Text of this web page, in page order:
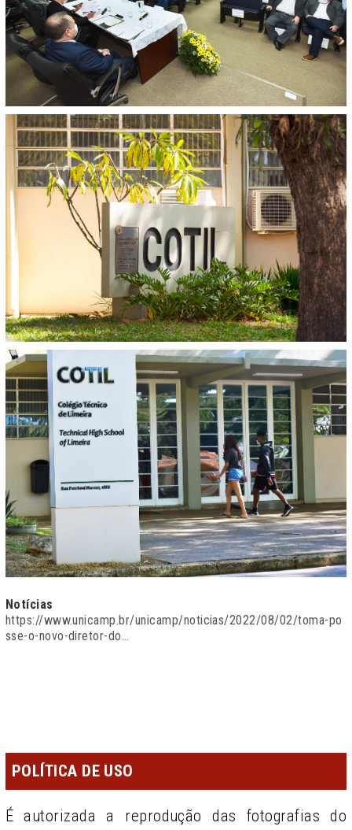
Notícias
https://www.unicamp.br/unicamp/noticias/2022/08/02/toma-po
sse-o-novo-diretor-do…
POLÍTICA DE USO
É autorizada a reprodução das fotografias do